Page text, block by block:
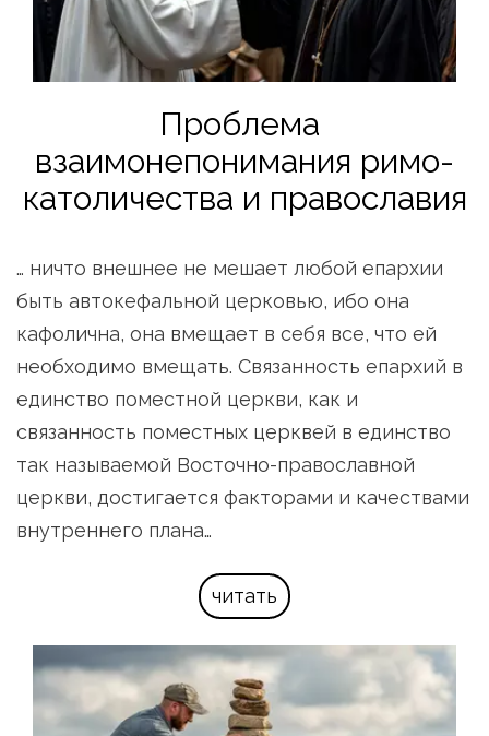
Проблема
взаимонепонимания римо-
католичества и православия
… ничто внешнее не мешает любой епархии
быть автокефальной церковью, ибо она
кафолична, она вмещает в себя все, что ей
необходимо вмещать. Связанность епархий в
единство поместной церкви, как и
связанность поместных церквей в единство
так называемой Восточно-православной
церкви, достигается факторами и качествами
внутреннего плана…
читать